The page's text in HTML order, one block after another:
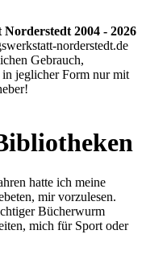
2004 - 2026
norderstedt.de
Gebrauch,
in jeglicher Form nur mit
hatte ich meine
mir vorzulesen.
Bücherwurm
mich für Sport oder